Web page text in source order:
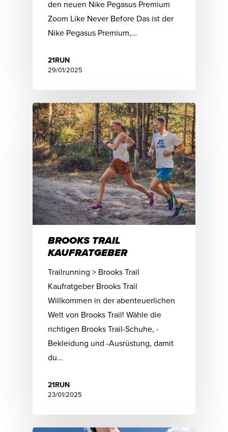
den neuen Nike Pegasus Premium
Zoom Like Never Before Das ist der
Nike Pegasus Premium,…
21RUN
29/01/2025
BROOKS TRAIL
KAUFRATGEBER
Trailrunning > Brooks Trail
Kaufratgeber Brooks Trail
Willkommen in der abenteuerlichen
Welt von Brooks Trail! Wähle die
richtigen Brooks Trail-Schuhe, -
Bekleidung und -Ausrüstung, damit
du…
21RUN
23/01/2025